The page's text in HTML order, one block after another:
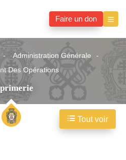
Faire un don
Administration Générale
Des Opérations
Tout voir